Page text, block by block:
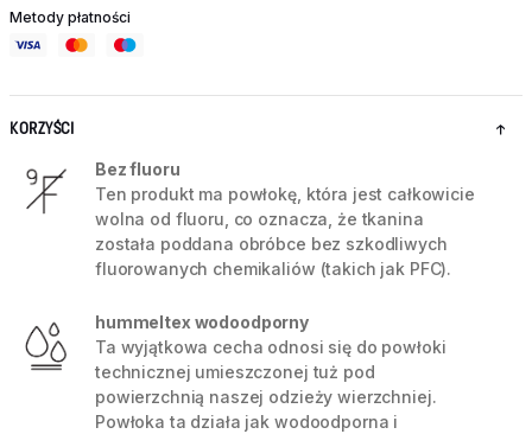
Metody płatności
KORZYŚCI
Bez fluoru
Ten produkt ma powłokę, która jest całkowicie
wolna od fluoru, co oznacza, że tkanina
została poddana obróbce bez szkodliwych
fluorowanych chemikaliów (takich jak PFC).
hummeltex wodoodporny
Ta wyjątkowa cecha odnosi się do powłoki
technicznej umieszczonej tuż pod
powierzchnią naszej odzieży wierzchniej.
Powłoka ta działa jak wodoodporna i